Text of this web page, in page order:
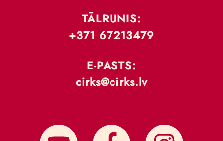
TĀLRUNIS:
+371 67213479
E-PASTS:
cirks@cirks.lv